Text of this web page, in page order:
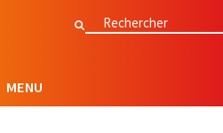
Rechercher
Rechercher
MENU